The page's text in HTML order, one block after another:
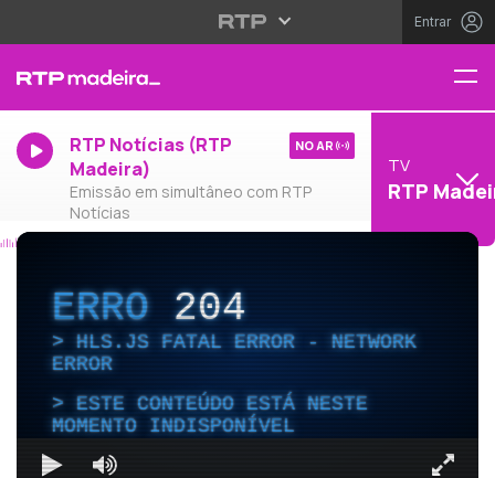
Entrar
RTP Notícias (RTP
Madeira)
Emissão em simultâneo com RTP
Notícias
NO AR
TV
RTP
ERRO204
HLS.JS FATAL ERROR - NETWORK
ERROR
ESTE CONTEÚDO ESTÁ NESTE
MOMENTO INDISPONÍVEL